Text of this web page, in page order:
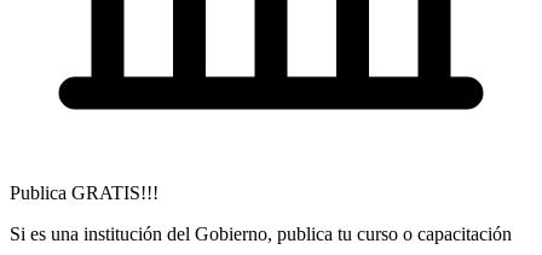
Publica GRATIS!!!
Si es una institución del Gobierno, publica tu curso o capacitación